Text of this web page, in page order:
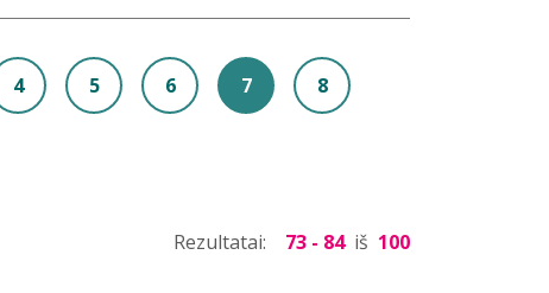
4 5 6 7 8
Rezultatai: 73 - 84 iš 100